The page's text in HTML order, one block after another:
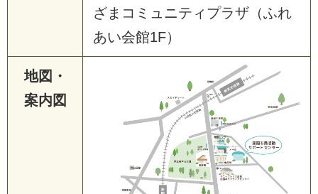
ざまコミュニティプラザ（ふれ
あい会館1F）
地図・
案内図